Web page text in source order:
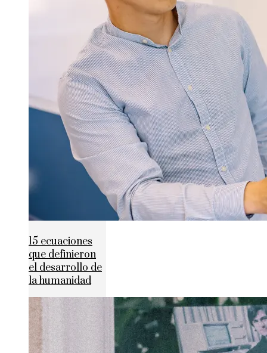
15 ecuaciones
que definieron
el desarrollo de
la humanidad